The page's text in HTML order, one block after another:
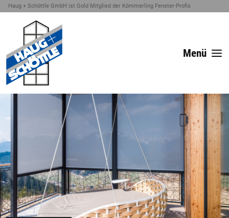
Haug + Schöttle GmbH ist Gold Mitglied der Kömmerling Fenster-Profis
Menü